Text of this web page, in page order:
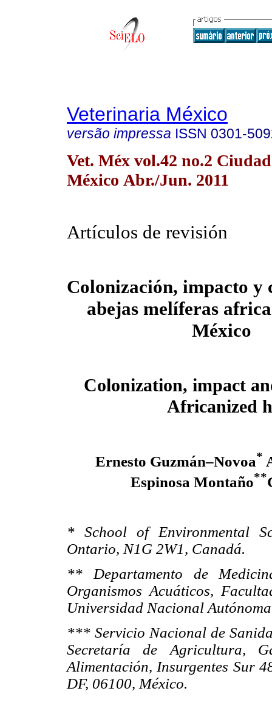
Veterinaria México
versão impressa ISSN 0301-
Vet. Méx vol.42 no.2
México Abr./Jun. 2011
Artículos de revisión
Colonización, impacto y
abejas melíferas
México
Colonization, impact
Africanized
Ernesto Guzmán–Novoa*
Espinosa Montaño**
* School of Environmental
Ontario, N1G 2W1, Canadá.
** Departamento de
Organismos Acuáticos,
Universidad Nacional
*** Servicio Nacional de
Secretaría de Agricultura,
Alimentación, Insurgentes Sur
DF, 06100, México.